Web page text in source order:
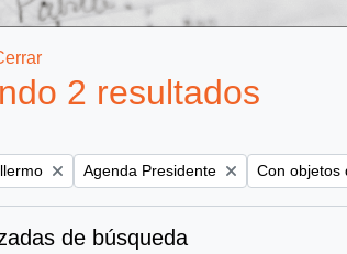
2 resultados
Remove filter:
Agenda Presidente Remove
Con objetos
de búsqueda